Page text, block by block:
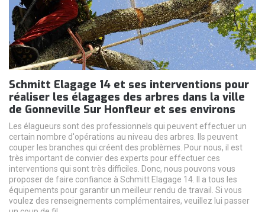
Schmitt Elagage 14 et ses interventions pour
réaliser les élagages des arbres dans la ville
de Gonneville Sur Honfleur et ses environs
Les élagueurs sont des professionnels qui peuvent effectuer un
certain nombre d'opérations au niveau des arbres. Ils peuvent
couper les branches qui créent des problèmes. Pour nous, il est
très important de convier des experts pour effectuer ces
interventions qui sont très difficiles. Donc, nous pouvons vous
proposer de faire confiance à Schmitt Elagage 14. Il a tous les
équipements pour garantir un meilleur rendu de travail. Si vous
voulez des renseignements complémentaires, veuillez lui passer